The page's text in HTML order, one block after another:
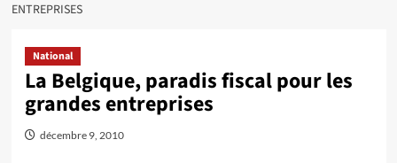
ENTREPRISES
National
La Belgique, paradis fiscal pour les
grandes entreprises
décembre 9, 2010